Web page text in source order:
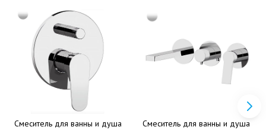
Смеситель для ванны и душа
Смеситель для ванны и душа